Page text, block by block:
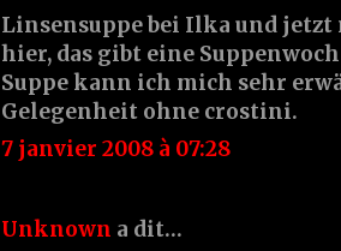
Linsensuppe bei Ilka und
hier, das gibt eine
Suppe kann ich mich sehr
Gelegenheit ohne crostini.
7 janvier 2008 à 07:28
Unknown a dit…